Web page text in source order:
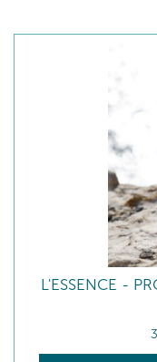
L'ESSENCE -